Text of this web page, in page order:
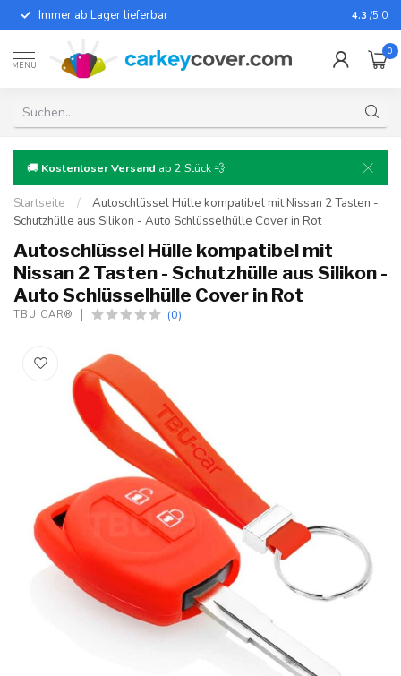
Immer ab Lager lieferbar Für fast
4.3 /5.0
MENU
0
🚚 Kostenloser Versand ab 2 Stück 💨
Startseite /
Autoschlüssel Hülle kompatibel mit Nissan 2 Tasten -
Schutzhülle aus Silikon - Auto Schlüsselhülle Cover in Rot
Autoschlüssel Hülle kompatibel mit
Nissan 2 Tasten - Schutzhülle aus Silikon -
Auto Schlüsselhülle Cover in Rot
TBU CAR® (0)